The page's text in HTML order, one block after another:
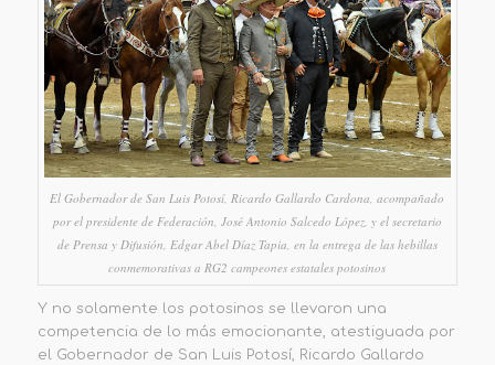
El Gobernador de San Luis Potosí, Ricardo Gallardo Cardona, acompañado
por el presidente de Federación, José Antonio Salcedo López, y el secretario
de Prensa y Difusión, Edgar Abel Díaz Tapia, en la entrega de las hebillas
conmemorativas a RG2 campeones estatales potosinos
Y no solamente los potosinos se llevaron una
competencia de lo más emocionante , atestiguada por
el Gobernador de San Luis Potosí, Ricardo Gallardo